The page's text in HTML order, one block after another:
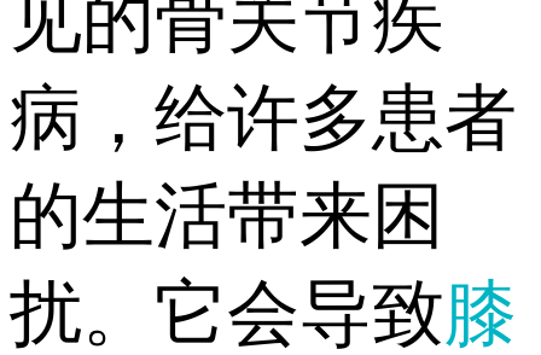
见的骨关节疾
病，给许多患者
的生活带来困
扰。它会导致膝